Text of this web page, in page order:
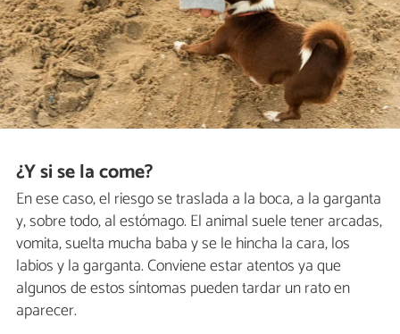
¿Y si se la come?
En ese caso, el riesgo se traslada a la boca, a la garganta
y, sobre todo, al estómago. El animal suele tener arcadas,
vomita, suelta mucha baba y se le hincha la cara, los
labios y la garganta. Conviene estar atentos ya que
algunos de estos síntomas pueden tardar un rato en
aparecer.